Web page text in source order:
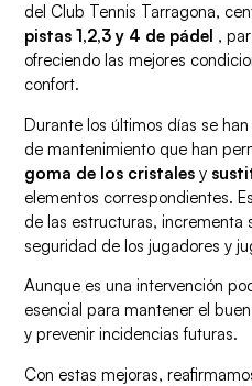
del Club Tennis Tarragona,
pistas 1,2,3 y 4 de pádel ,
ofreciendo las mejores
confort.
Durante los últimos días se
de mantenimiento que han
goma de los cristales y
elementos correspondientes.
de las estructuras, incrementa
seguridad de los jugadores y
Aunque es una intervención
esencial para mantener el
y prevenir incidencias futuras.
Con estas mejoras,